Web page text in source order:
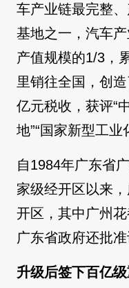
车产业链最完整
基地之一，汽车
产值规模的1/3，
里销往全国，创
亿元税收，获评“
地”“国家新型工业
自1984年广东省
家级经开区以来
开区，其中广州
广东省政府还批
升级后签下百亿级